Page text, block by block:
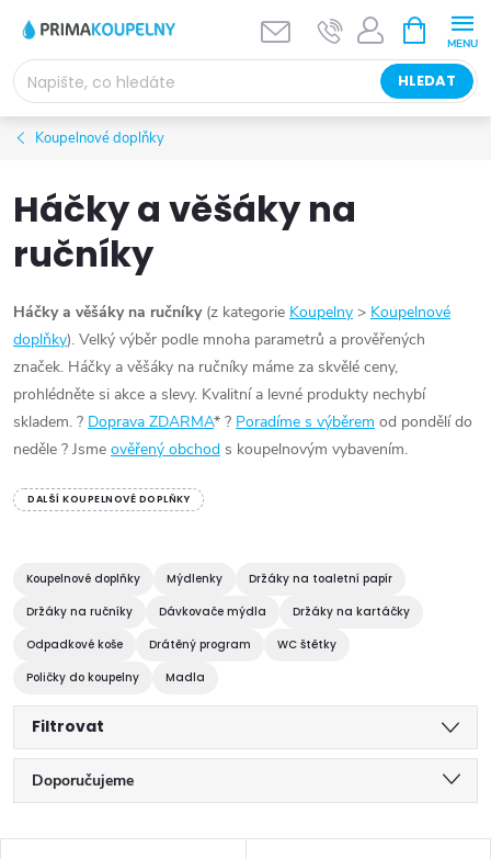
obsah
HLEDAT
NÁKUPNÍ
KOŠÍK
Koupelnové doplňky
Háčky a věšáky na
ručníky
Háčky a věšáky na ručníky(z kategorie Koupelny > Koupelnové
doplňky). Velký výběr podle mnoha parametrů a prověřených
značek. Háčky a věšáky na ručníky máme za skvělé ceny,
prohlédněte si akce a slevy. Kvalitní a levné produkty nechybí
skladem. ? Doprava ZDARMA* ? Poradíme s výběrem od pondělí do
neděle ? Jsme ověřený obchod s koupelnovým vybavením.
DALŠÍ KOUPELNOVÉ DOPLŇKY
Koupelnové doplňky Mýdlenky
Držáky na toaletní papír
Držáky na ručníky
Dávkovače mýdla
Držáky na kartáčky
Odpadkové koše
Drátěný program
WC štětky
Poličky do koupelny
Madla
Filtrovat
Ř
a
Doporučujeme